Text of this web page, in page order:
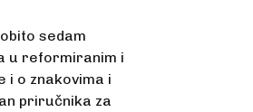
sedam
u reformiranim i
i o znakovima i
priručnika za